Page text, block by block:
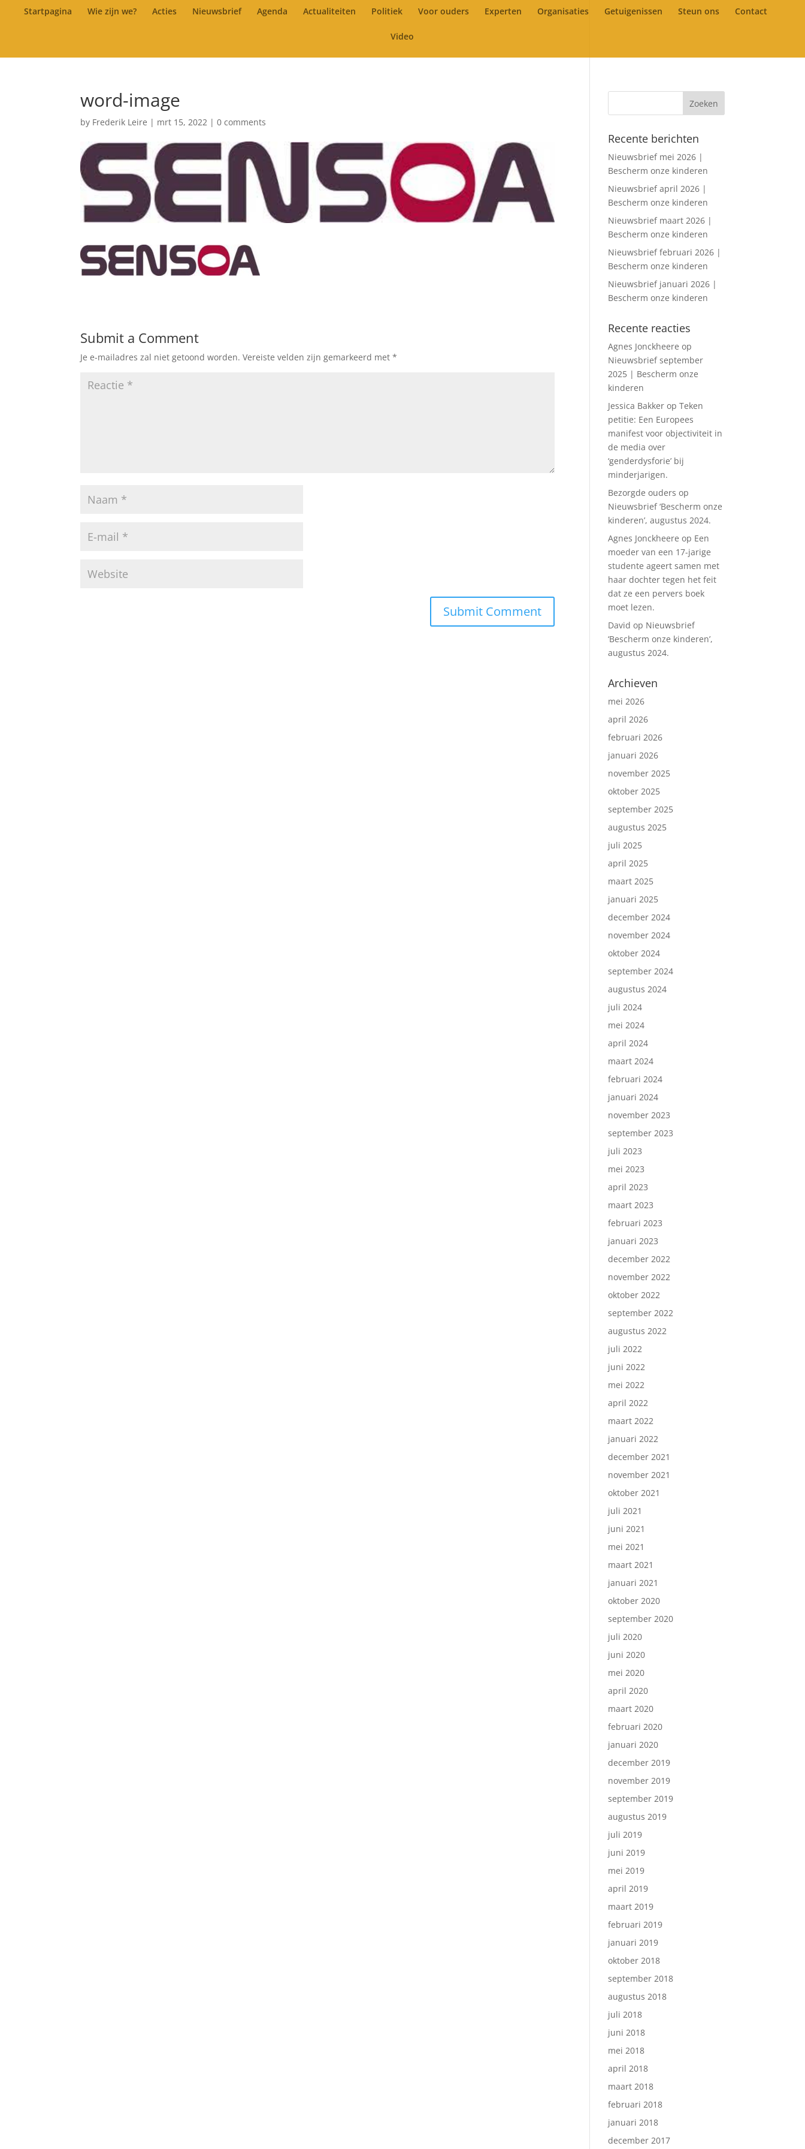
Startpagina Wie zijn we? Acties Nieuwsbrief Agenda Actualiteiten Politiek Voor ouders Experten Organisaties Getuigenissen Steun ons Contact
Video
word-image
by Frederik Leire | mrt 15, 2022 |0 comments
Submit a Comment
Je e-mailadres zal niet getoond worden. Vereiste velden zijn gemarkeerd met*
Recente berichten
Nieuwsbrief mei 2026 |
Bescherm onze kinderen
Nieuwsbrief april 2026 |
Bescherm onze kinderen
Nieuwsbrief maart 2026 |
Bescherm onze kinderen
Nieuwsbrief februari 2026 |
Bescherm onze kinderen
Nieuwsbrief januari 2026 |
Bescherm onze kinderen
Recente reacties
Agnes Jonckheere op
Nieuwsbrief september
2025 | Bescherm onze
kinderen
Jessica Bakker opTeken
petitie: Een Europees
manifest voor objectiviteit in
de media over
‘genderdysforie’ bij
minderjarigen.
Bezorgde ouders op
Nieuwsbrief ‘Bescherm onze
kinderen’, augustus 2024.
Agnes Jonckheere op Een
moeder van een 17-jarige
studente ageert samen met
haar dochter tegen het feit
dat ze een pervers boek
moet lezen.
David op Nieuwsbrief
‘Bescherm onze kinderen’,
augustus 2024.
Archieven
mei 2026
april 2026
februari 2026
januari 2026
november 2025
oktober 2025
september 2025
augustus 2025
juli 2025
april 2025
maart 2025
januari 2025
december 2024
november 2024
oktober 2024
september 2024
augustus 2024
juli 2024
mei 2024
april 2024
maart 2024
februari 2024
januari 2024
november 2023
september 2023
juli 2023
mei 2023
april 2023
maart 2023
februari 2023
januari 2023
december 2022
november 2022
oktober 2022
september 2022
augustus 2022
juli 2022
juni 2022
mei 2022
april 2022
maart 2022
januari 2022
december 2021
november 2021
oktober 2021
juli 2021
juni 2021
mei 2021
maart 2021
januari 2021
oktober 2020
september 2020
juli 2020
juni 2020
mei 2020
april 2020
maart 2020
februari 2020
januari 2020
december 2019
november 2019
september 2019
augustus 2019
juli 2019
juni 2019
mei 2019
april 2019
maart 2019
februari 2019
januari 2019
oktober 2018
september 2018
augustus 2018
juli 2018
juni 2018
mei 2018
april 2018
maart 2018
februari 2018
januari 2018
december 2017